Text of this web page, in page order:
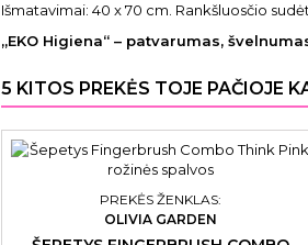
Išmatavimai: 40 x 70 cm. Rankšluosčio
„EKO Higiena“ – patvarumas,
5 KITOS PREKĖS TOJE PAČIOJE
PREKĖS ŽENKLAS:
OLIVIA GARDEN